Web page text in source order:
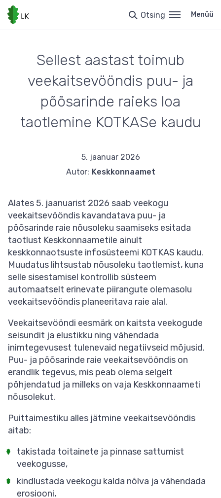
Liigu
edasi
põhisisu
Otsing Menüü
Sellest aastast toimub
veekaitsevööndis puu- ja
põõsarinde raieks loa
taotlemine KOTKASe kaudu
5. jaanuar 2026
Autor: Keskkonnaamet
Alates 5. jaanuarist 2026 saab veekogu
veekaitsevööndis kavandatava puu- ja
põõsarinde raie nõusoleku saamiseks esitada
taotlust Keskkonnaametile ainult
keskkonnaotsuste infosüsteemi KOTKAS kaudu.
Muudatus lihtsustab nõusoleku taotlemist, kuna
selle sisestamisel kontrollib süsteem
automaatselt erinevate piirangute olemasolu
veekaitsevööndis planeeritava raie alal.
Veekaitsevööndi eesmärk on kaitsta veekogude
seisundit ja elustikku ning vähendada
inimtegevusest tulenevaid negatiivseid mõjusid.
Puu- ja põõsarinde raie veekaitsevööndis on
erandlik tegevus, mis peab olema selgelt
põhjendatud ja milleks on vaja Keskkonnaameti
nõusolekut.
Puittaimestiku alles jätmine veekaitsevööndis
aitab:
takistada toitainete ja pinnase sattumist
veekogusse,
kindlustada veekogu kalda nõlva ja vähendada
erosiooni,